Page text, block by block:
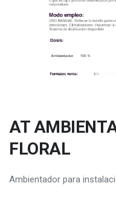
AT
FLORAL
Ambientador para